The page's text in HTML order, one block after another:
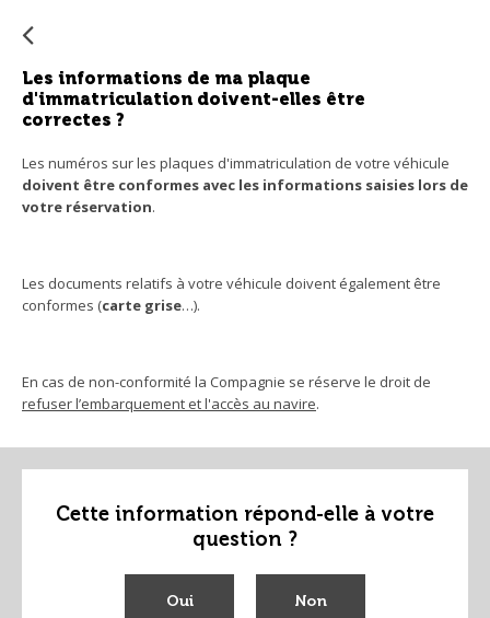
Les informations de ma plaque
d'immatriculation doivent-elles être
correctes ?
Les numéros sur les plaques d'immatriculation de votre véhicule
doivent être conformes avec les informations saisies lors de
votre réservation.
Les documents relatifs à votre véhicule doivent également être
conformes (carte grise…).
En cas de non-conformité la Compagnie se réserve le droit de
refuser l’embarquement et l'accès au navire.
Cette information répond-elle à votre
question ?
Oui Non